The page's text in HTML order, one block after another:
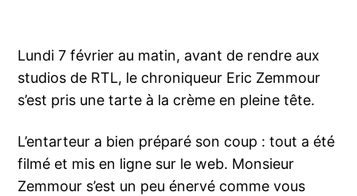
Lundi 7 février au matin, avant de rendre aux
studios de RTL, le chroniqueur Eric Zemmour
s’est pris une tarte à la crème en pleine tête.
L’entarteur a bien préparé son coup : tout a été
filmé et mis en ligne sur le web. Monsieur
Zemmour s’est un peu énervé comme vous